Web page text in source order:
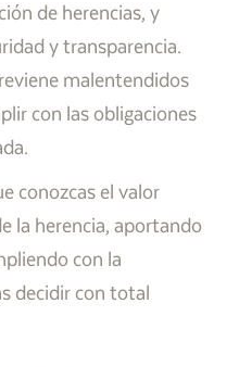
de herencias, y
y transparencia.
malentendidos
con las obligaciones
conozcas el valor
la herencia, aportando
con la
decidir con total